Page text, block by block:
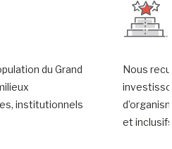
du Grand
institutionnels
Nous
et